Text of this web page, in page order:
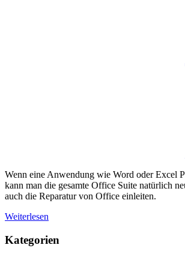
Wenn eine Anwendung wie Word oder Excel
kann man die gesamte Office Suite natürlich
auch die Reparatur von Office einleiten.
Weiterlesen
Kategorien